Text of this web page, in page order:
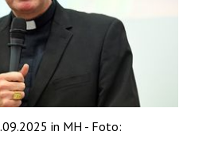
in MH - Foto: